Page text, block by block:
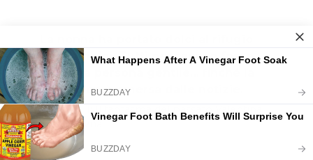
per bambini. Tutti pensavano fosse
solo una persona gentile… finché la
verità non è emersa dalle notizie.
Capitolo 1: Il fantasma del passato Valentina
Stepanovna
0 696